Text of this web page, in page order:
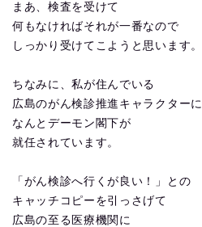
まあ、検査を受けて
何もなければそれが一番なので
しっかり受けてこようと思います。
ちなみに、私が住んでいる
広島のがん検診推進キャラクターに
なんとデーモン閣下が
就任されています。
「がん検診へ行くが良い！」との
キャッチコピーを引っさげて
広島の至る医療機関に